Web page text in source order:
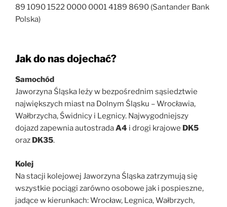
89 1090 1522 0000 0001 4189 8690 (Santander Bank
Polska)
Jak do nas dojechać?
Samochód
Jaworzyna Śląska leży w bezpośrednim sąsiedztwie
największych miast na Dolnym Śląsku – Wrocławia,
Wałbrzycha, Świdnicy i Legnicy. Najwygodniejszy
dojazd zapewnia autostradaA4 i drogi krajowe DK5
oraz DK35.
Kolej
Na stacji kolejowej Jaworzyna Śląska zatrzymują się
wszystkie pociągi zarówno osobowe jak i pospieszne,
jadące w kierunkach: Wrocław, Legnica, Wałbrzych,